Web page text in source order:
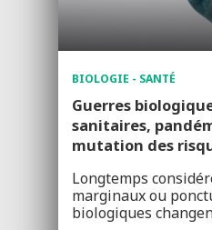
BIOLOGIE - SANTÉ
Guerres
sanitaires,
mutation des
Longtemps
marginaux ou
biologiques